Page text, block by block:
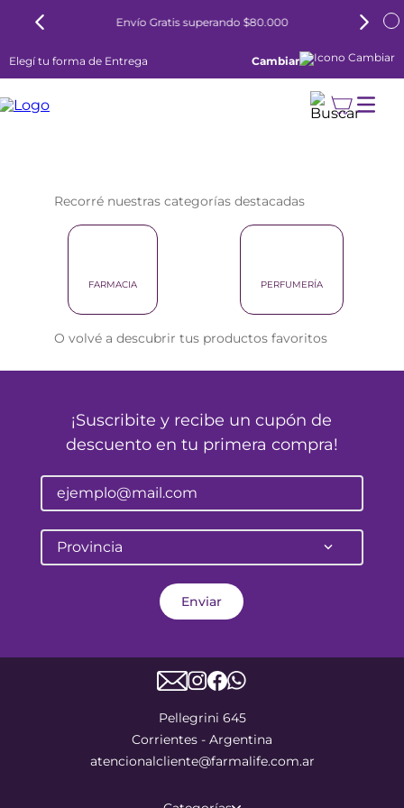
Envío Gratis superando $80.000
Elegí tu forma de Entrega Cambiar
Recorré nuestras categorías destacadas
FARMACIA PERFUMERÍA
O volvé a descubrir tus productos favoritos
¡Suscribite y recibe un cupón de
descuento en tu primera compra!
Provincia
Enviar
Pellegrini 645
Corrientes - Argentina
atencionalcliente@farmalife.com.ar